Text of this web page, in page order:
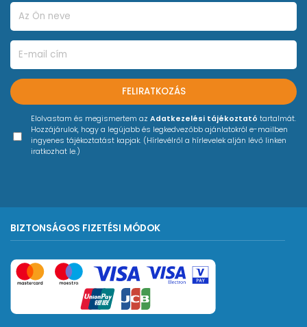
FELIRATKOZÁS
Elolvastam és megismertem az Adatkezelési tájékoztató tartalmát.
Hozzájárulok, hogy a legújabb és legkedvezőbb ajánlatokról e-mailben
ingyenes tájékoztatást kapjak. (Hírlevélről a hírlevelek alján lévő linken
iratkozhat le.)
BIZTONSÁGOS FIZETÉSI MÓDOK